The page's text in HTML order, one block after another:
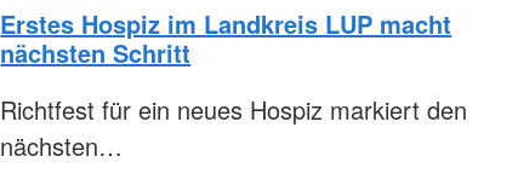
Erstes Hospiz im Landkreis LUP macht
nächsten Schritt
Richtfest für ein neues Hospiz markiert den
nächsten…